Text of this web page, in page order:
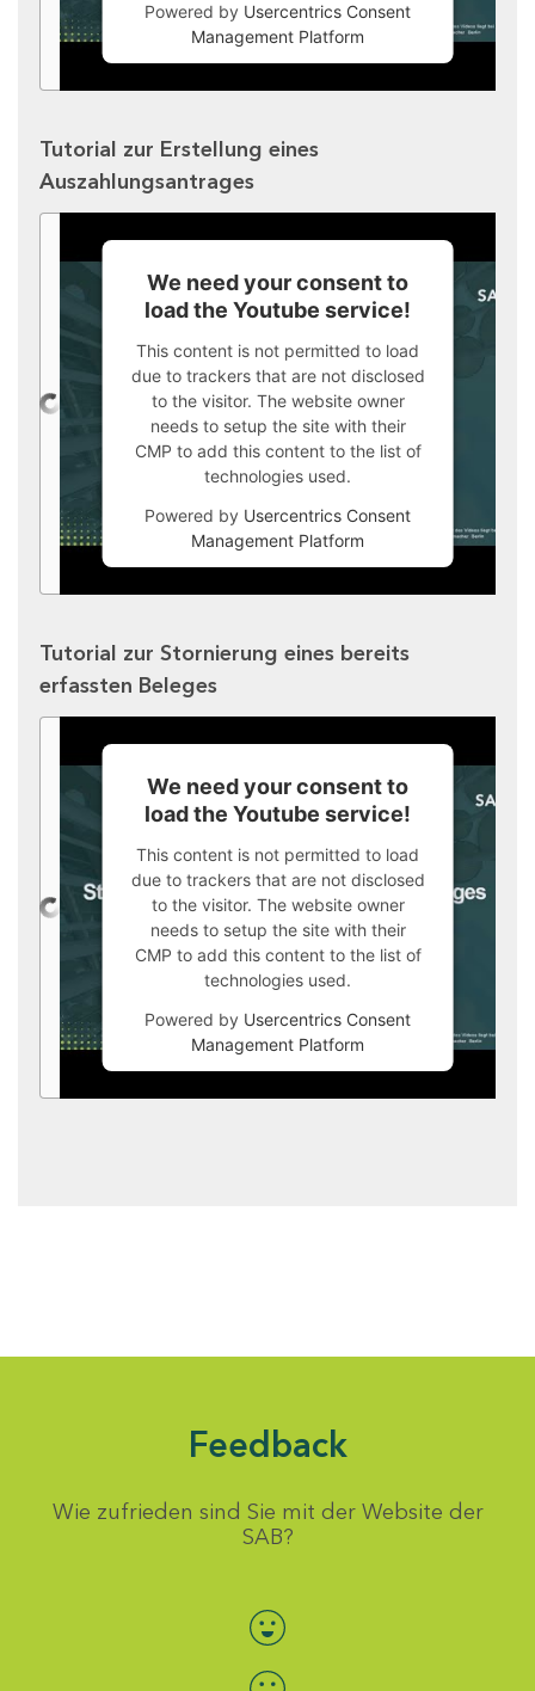
Powered by Usercentrics Consent
Management Platform
Tutorial zur Erstellung eines
Auszahlungsantrages
We need your consent to
load the Youtube service!
This content is not permitted to load
due to trackers that are not disclosed
to the visitor. The website owner
needs to setup the site with their
CMP to add this content to the list of
technologies used.
Powered by Usercentrics Consent
Management Platform
Tutorial zur Stornierung eines bereits
erfassten Beleges
We need your consent to
load the Youtube service!
This content is not permitted to load
due to trackers that are not disclosed
to the visitor. The website owner
needs to setup the site with their
CMP to add this content to the list of
technologies used.
Powered by Usercentrics Consent
Management Platform
Feedback
Wie zufrieden sind Sie mit der Website der
SAB?
Bewertung auswählen